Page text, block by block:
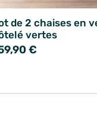
de 2 chaises en
vertes
€